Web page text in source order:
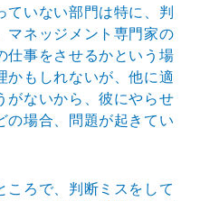
ていない部門は特に、判
マネッジメント専門家の
仕事をさせるかという場
かもしれないが、他に適
がないから、彼にやらせ
の場合、問題が起きてい
ころで、判断ミスをして